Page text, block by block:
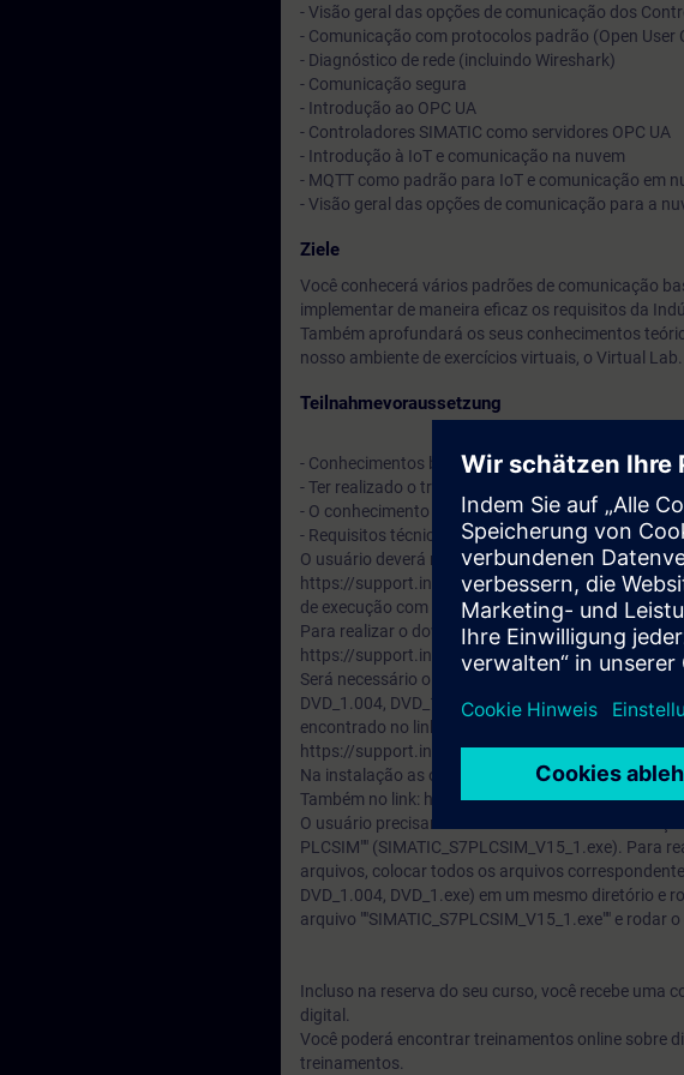
- Visão geral das opções de comunicação dos
- Comunicação com protocolos padrão (Open User
- Diagnóstico de rede (incluindo Wireshark)
- Comunicação segura
- Introdução ao OPC UA
- Controladores SIMATIC como servidores OPC UA
- Introdução à IoT e comunicação na nuvem
- MQTT como padrão para IoT e comunicação em
- Visão geral das opções de comunicação para a
Ziele
Você conhecerá vários padrões de comunicação
implementar de maneira eficaz os requisitos da
Também aprofundará os seus conhecimentos
nosso ambiente de exercícios virtuais, o Virtual Lab.
Teilnahmevoraussetzung
- Conhecimentos básicos de engenharia de redes
- Ter realizado o treinamento TIA-PRO2
- O conhecimento de SCL é uma vantagem
- Requisitos técnicos:
O usuário deverá realizar o cadastro no site:
https://support.industry.siemens.com/cs/
de execução com esse cadastro.
Para realizar o download do software o usuário
https://support.industry.siemens.com/cs/
Será necessário o download de todos os arquivos
DVD_1.004, DVD_1.exe) do ""TRIAL Download
encontrado no link abaixo:
https://support.industry.siemens.com/cs/
Na instalação as opções: Step 7 Professional e
Também no link: https://
O usuário precisará realizar o download e
PLCSIM"" (SIMATIC_S7PLCSIM_V15_1.exe).
arquivos, colocar todos os arquivos
DVD_1.004, DVD_1.exe) em um mesmo diretório e
arquivo ""SIMATIC_S7PLCSIM_V15_1.exe"" e rodar o
Incluso na reserva do seu curso, você recebe uma
digital.
Você poderá encontrar treinamentos online sobre
treinamentos.